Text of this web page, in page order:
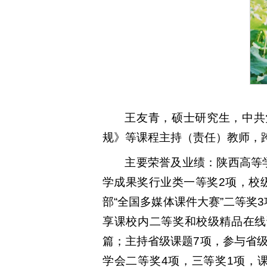
王友青，硕士研究生，中
规》等课程主持（责任）教师，
主要荣誉及业绩：陕西高
学成果奖行业类一等奖2项，校
部“全国多媒体课件大赛”二等
享课校内二等奖和校级精品在
篇；主持省级课题7项，参与省
学会二等奖4项，三等奖1项，